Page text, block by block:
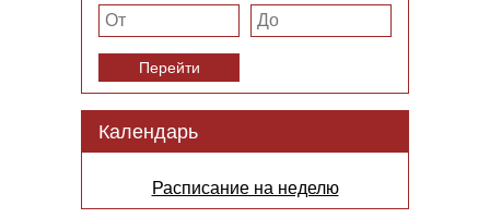
Перейти
Календарь
Расписание на неделю